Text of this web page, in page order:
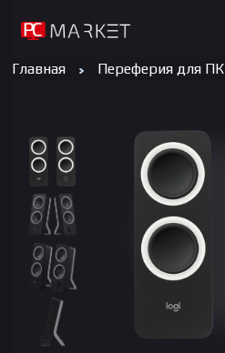
Главная Переферия для ПК